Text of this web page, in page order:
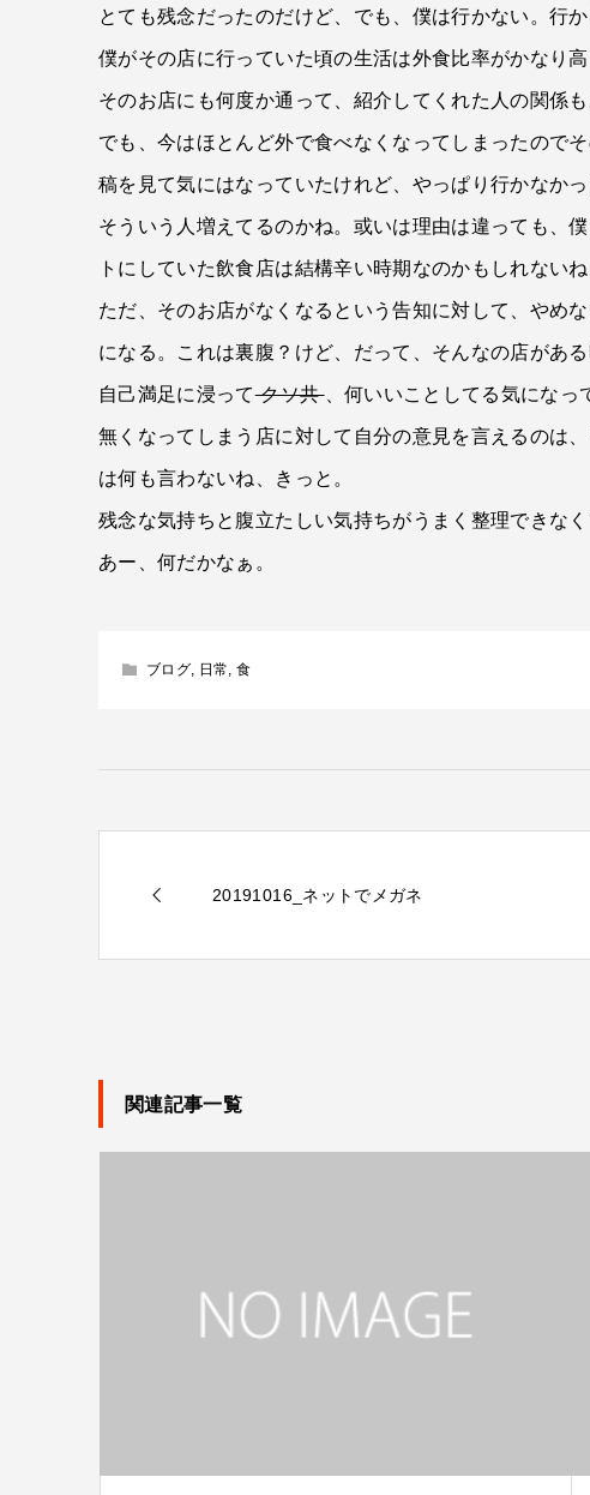
とても残念だったのだけど、でも、僕は行かない。行
僕がその店に行っていた頃の生活は外食比率がかなり
そのお店にも何度か通って、紹介してくれた人の関係
でも、今はほとんど外で食べなくなってしまったので
稿を見て気にはなっていたけれど、やっぱり行かなかっ
そういう人増えてるのかね。或いは理由は違っても、
トにしていた飲食店は結構辛い時期なのかもしれないね
ただ、そのお店がなくなるという告知に対して、やめ
になる。これは裏腹？けど、だって、そんなの店があ
自己満足に浸ってクソ共、何いいことしてる気になっ
無くなってしまう店に対して自分の意見を言えるのは
は何も言わないね、きっと。
残念な気持ちと腹立たしい気持ちがうまく整理できな
あー、何だかなぁ。
ブログ, 日常,食
20191016_ネットでメガネ
関連記事一覧